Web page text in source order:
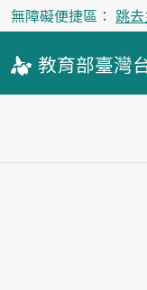
無障礙便捷區： 跳
教育部臺灣